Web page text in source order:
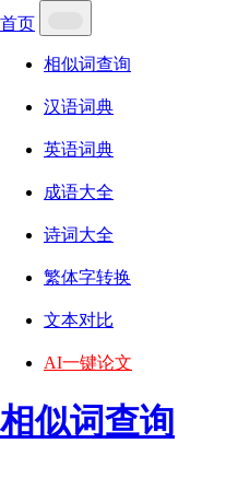
首页
相似词查询
汉语词典
英语词典
成语大全
诗词大全
繁体字转换
文本对比
AI一键论文
相似词查询